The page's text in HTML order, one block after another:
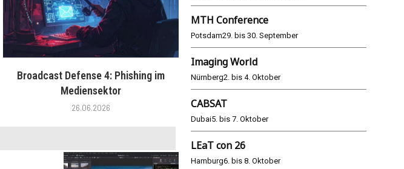
Broadcast Defense 4: Phishing im
Mediensektor
26.06.2026
WM 2026: ARD und ZDF im Remote-
Modus
MTH Conference
Potsdam29. bis 30. September
Imaging World
Nürnberg2. bis 4. Oktober
CABSAT
Dubai5. bis 7. Oktober
LEaT con 26
Hamburg6. bis 8. Oktober